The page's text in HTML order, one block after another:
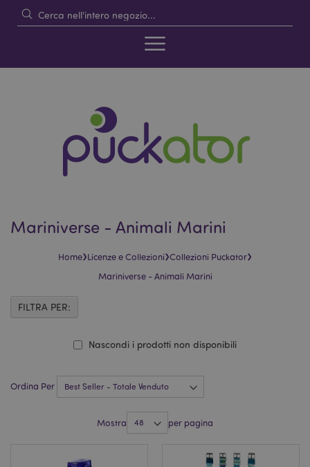
Mariniverse - Animali Marini
Home›Licenze e Collezioni›Collezioni Puckator›
Mariniverse - Animali Marini
Ordina Per
Mostra per pagina
Nascondi i prodotti non disponibili
FILTRA PER: